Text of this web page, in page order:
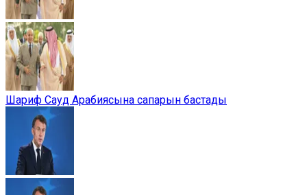
Шариф Сауд Арабиясына сапарын бастады